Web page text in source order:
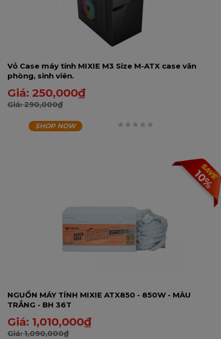
Vỏ Case máy tính MIXIE M3 Size M-ATX case văn
phòng, sinh viên.
Giá: 250,000₫
Giá:290,000₫
SHOP NOW
10%
NGUỒN MÁY TÍNH MIXIE ATX850 - 850W - MÀU
TRẮNG - BH 36T
Giá: 1,010,000₫
Giá:1,090,000₫